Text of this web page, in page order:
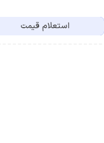
استعلام قیمت